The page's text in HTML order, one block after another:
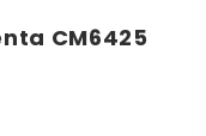
CM6425